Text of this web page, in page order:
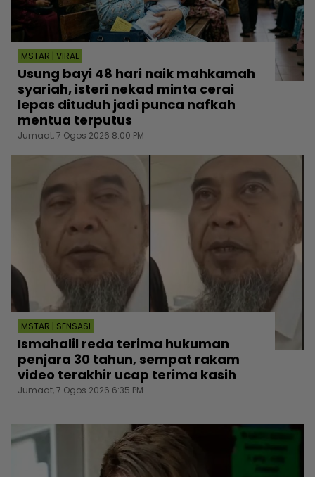
MSTAR | VIRAL
Usung bayi 48 hari naik mahkamah
syariah, isteri nekad minta cerai
lepas dituduh jadi punca nafkah
mentua terputus
Jumaat, 7 Ogos 2026 8:00 PM
MSTAR | SENSASI
Ismahalil reda terima hukuman
penjara 30 tahun, sempat rakam
video terakhir ucap terima kasih
Jumaat, 7 Ogos 2026 6:35 PM